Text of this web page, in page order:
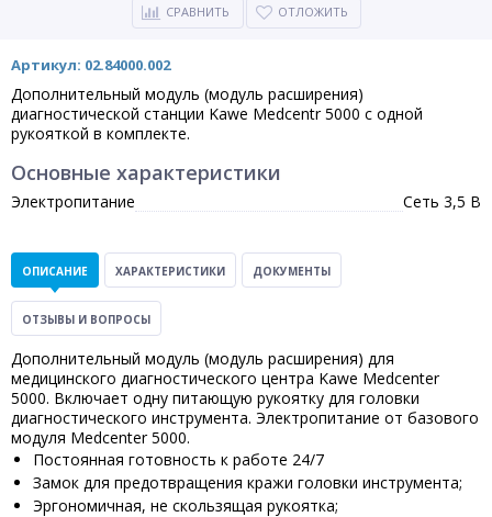
Артикул: 02.84000.002
Дополнительный модуль (модуль расширения)
диагностической станции Kawe Medcentr 5000 с одной
рукояткой в комплекте.
СРАВНИТЬ ОТЛОЖИТЬ
Основные характеристики
Электропитание Сеть 3,5 В
ОПИСАНИЕ ХАРАКТЕРИСТИКИ ДОКУМЕНТЫ
ОТЗЫВЫ И ВОПРОСЫ
Дополнительный модуль (модуль расширения) для
медицинского диагностического центра Kawe Medcenter
5000. Включает одну питающую рукоятку для головки
диагностического инструмента. Электропитание от базового
модуля Medcenter 5000.
Постоянная готовность к работе 24/7
Замок для предотвращения кражи головки инструмента;
Эргономичная, не скользящая рукоятка;